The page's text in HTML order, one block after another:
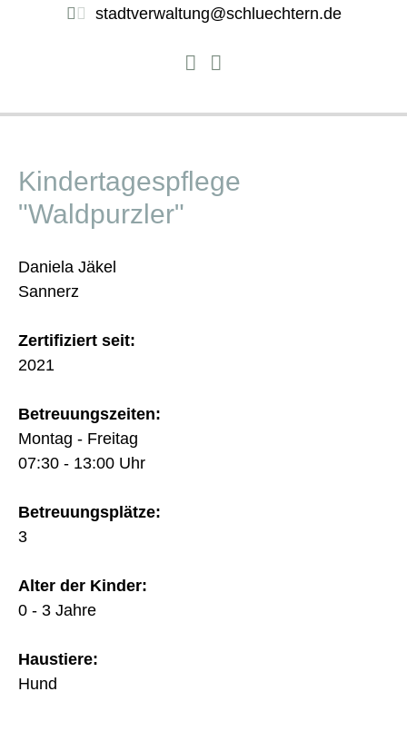
stadtverwaltung@schluechtern.de
Kindertagespflege
"Waldpurzler"
Daniela Jäkel
Sannerz
Zertifiziert seit:
2021
Betreuungszeiten:
Montag - Freitag
07:30 - 13:00 Uhr
Betreuungsplätze:
3
Alter der Kinder:
0 - 3 Jahre
Haustiere:
Hund